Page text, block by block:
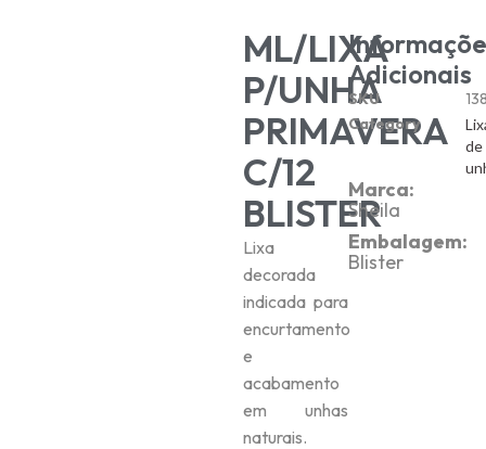
ML/LIXA
P/UNHA
PRIMAVERA
C/12
BLISTER
Lixa
decorada
indicada para
encurtamento
e
acabamento
em unhas
naturais.
Adicionais
SKU
Category
de
Marca:
Sheila
Embalagem:
Blister